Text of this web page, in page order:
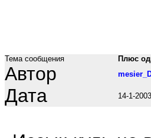
Тема сообщения Плюс
Автор
Дата 14-1-